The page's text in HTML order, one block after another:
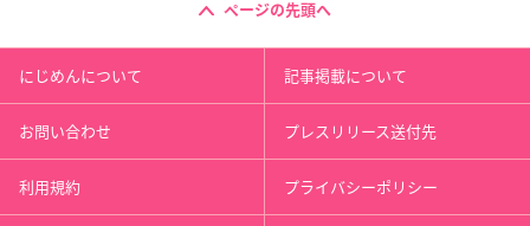
ページの先頭へ
にじめんについて 記事掲載について
お問い合わせ プレスリリース送付先
利用規約 プライバシーポリシー